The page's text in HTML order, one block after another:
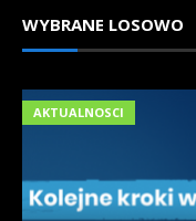
WYBRANE LOSOWO
AKTUALNOSCI